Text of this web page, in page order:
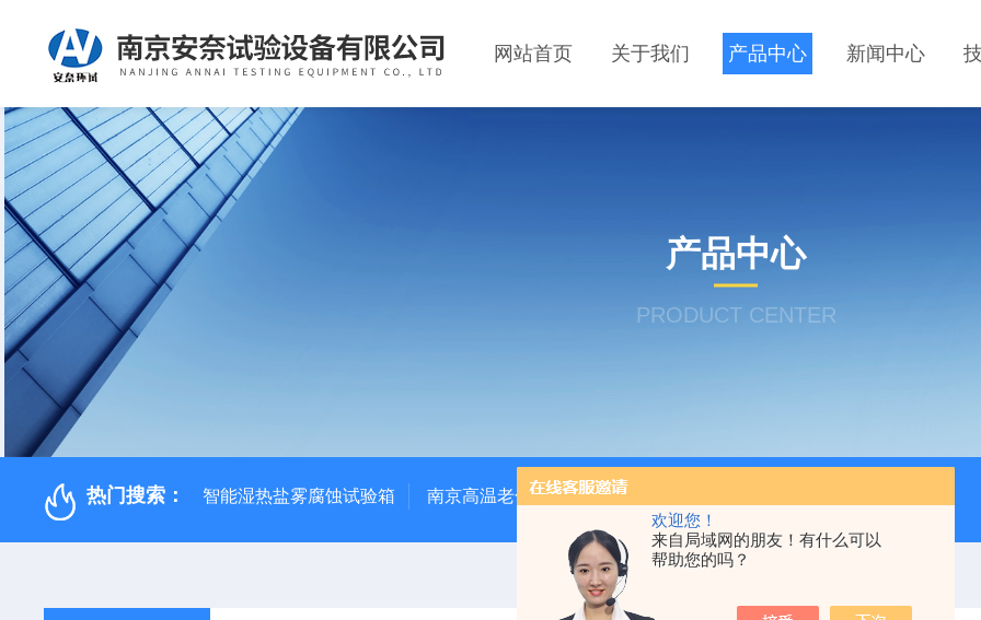
欢迎您！
来自局域网的朋友！有什么可以
帮助您的吗？
网站首页 关于我们 产品中心 新闻中心
产品中心
PRODUCT CENTER
热门搜索： 智能湿热盐雾腐蚀试验箱 南京高温老化房，南京老化房